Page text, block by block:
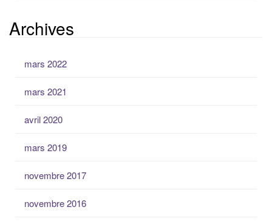
Archives
mars 2022
mars 2021
avril 2020
mars 2019
novembre 2017
novembre 2016